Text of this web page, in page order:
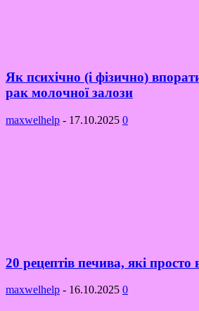
Як психічно (і фізично)
рак молочної залози
maxwelhelp - 17.10.2025 0
20 рецептів печива, які
maxwelhelp - 16.10.2025 0